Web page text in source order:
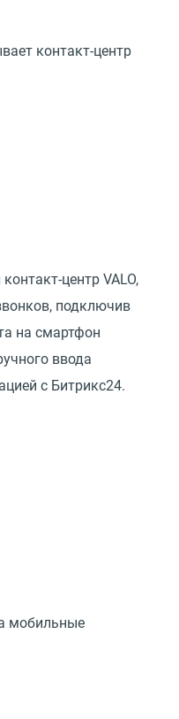
контакт-центр
центр VALO,
подключив
на смартфон
ввода
с Битрикс24.
мобильные